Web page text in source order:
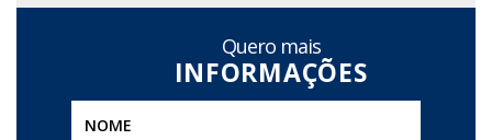
Quero mais